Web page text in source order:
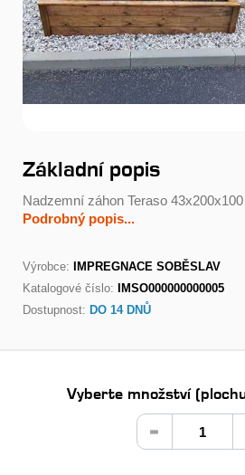
Základní popis
Nadzemní záhon Teraso
Podrobný popis...
Výrobce:
IMPREGNACE SOBĚSLAV
Katalogové číslo:
IMSO000000000005
Dostupnost: DO 14 DNŮ
Vyberte množství